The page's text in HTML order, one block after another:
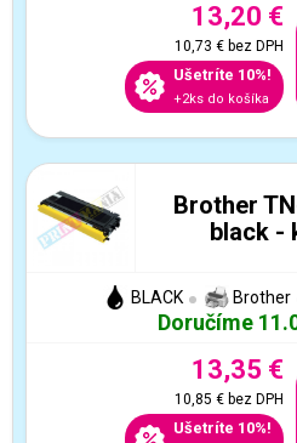
13,20 €
10,73 €bez DPH
Ušetríte 10%!
+2ks do košíka
Brother
black -
BLACK Brother
Doručíme
13,35 €
10,85 €bez DPH
Ušetríte 10%!